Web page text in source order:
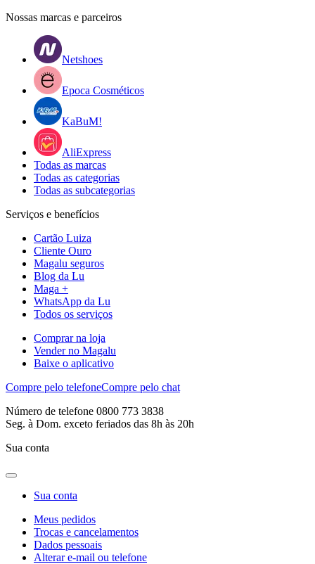
Nossas marcas e parceiros
Netshoes
Epoca Cosméticos
KaBuM!
AliExpress
Todas as marcas
Todas as categorias
Todas as subcategorias
Serviços e benefícios
Cartão Luiza
Cliente Ouro
Magalu seguros
Blog da Lu
Maga +
WhatsApp da Lu
Todos os serviços
Comprar na loja
Vender no Magalu
Baixe o aplicativo
Compre pelo telefoneCompre pelo chat
Número de telefone 0800 773 3838
Seg. à Dom. exceto feriados das 8h às 20h
Sua conta
Sua conta
Meus pedidos
Trocas e cancelamentos
Dados pessoais
Alterar e-mail ou telefone